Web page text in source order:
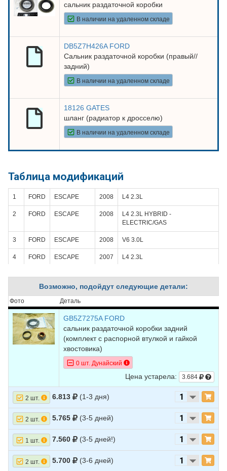
сальник раздаточной коробки
В наличии на удаленном складе
DB5Z7H426A FORD
Сальник раздаточной коробки (правый//
задний)
В наличии на удаленном складе
18126 GATES
шланг (радиатор к дросселю)
В наличии на удаленном складе
Таблица модификаций
1 FORD ESCAPE 2008 L4 2.3L
2 FORD ESCAPE 2008
L4 2.3L HYBRID -
ELECTRIC/GAS
3 FORD ESCAPE 2008 V6 3.0L
4 FORD ESCAPE 2007 L4 2.3L
6 ESCAPE
7 FORD ESCAPE 2006 L4 2.3L
8 FORD ESCAPE 2006
L4 2.3L HYBRID -
ELECTRIC/GAS
ESCAPE 2006 V6 3.0L
L4 2.3L
11 FORD ESCAPE 2005
12 FORD ESCAPE 2005
13 FORD ESCAPE 2004
14 FORD
Возможно, подойдут следующие детали:
Фото Деталь
GB5Z7275A FORD
сальник раздаточной коробки задний
(комплект с распорной втулкой и гайкой
хвостовика)
0 шт. Дунайский
Цена устарела: 3.684
2 шт. 6.813 (1-3 дня)
2 шт. 5.765 (3-5 дней)
1 шт. 7.560 (3-5 дней!)
2 шт. 5.700 (3-6 дней)